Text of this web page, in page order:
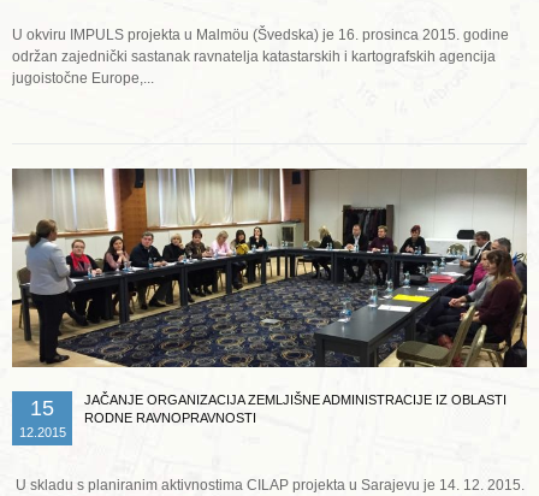
U okviru IMPULS projekta u Malmöu (Švedska) je 16. prosinca 2015. godine
održan zajednički sastanak ravnatelja katastarskih i kartografskih agencija
jugoistočne Europe,...
15
12.2015
JAČANJE ORGANIZACIJA ZEMLJIŠNE ADMINISTRACIJE IZ OBLASTI
RODNE RAVNOPRAVNOSTI
U skladu s planiranim aktivnostima CILAP projekta u Sarajevu je 14. 12. 2015.